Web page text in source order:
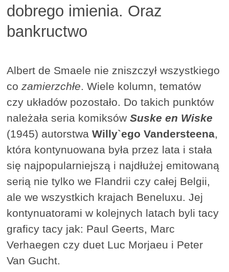
dobrego imienia. Oraz
bankructwo
Albert de Smaele nie zniszczył wszystkiego
co zamierzchłe . Wiele kolumn, tematów
czy układów pozostało. Do takich punktów
należała seria komiksówSuske en Wiske
(1945) autorstwaWilly`ego Vandersteena
która kontynuowana była przez lata i stała
się najpopularniejszą i najdłużej emitowaną
serią nie tylko we Flandrii czy całej Belgii,
ale we wszystkich krajach Beneluxu. Jej
kontynuatorami w kolejnych latach byli tacy
graficy tacy jak: Paul Geerts, Marc
Verhaegen czy duet Luc Morjaeu i Peter
Van Gucht.